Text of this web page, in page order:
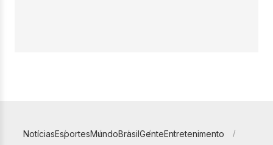
NotíciasEsportesMundoBrasilGenteEntretenimento